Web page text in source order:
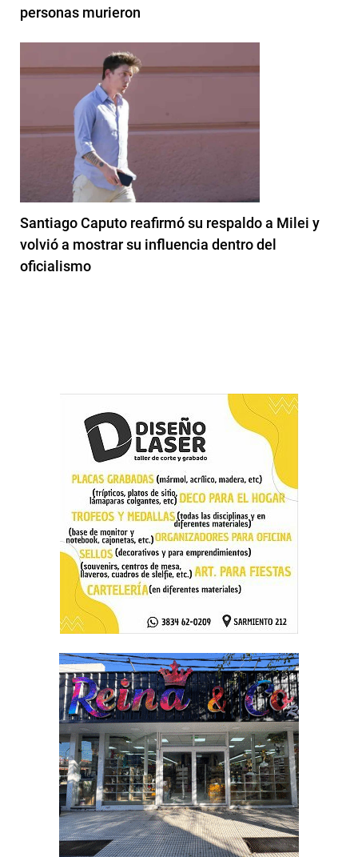
personas murieron
Santiago Caputo reafirmó su respaldo a Milei y
volvió a mostrar su influencia dentro del
oficialismo